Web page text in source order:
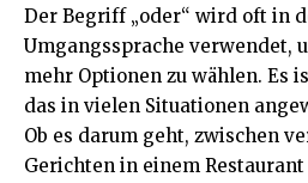
Der Begriff „oder“ wird oft in
Umgangssprache verwendet,
mehr Optionen zu wählen. Es
das in vielen Situationen
Ob es darum geht, zwischen
Gerichten in einem